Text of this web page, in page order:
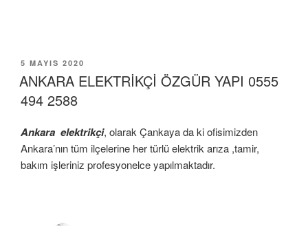
YAYIM
TARIHI
5 MAYIS 2020
ANKARA ELEKTRİKÇİ ÖZGÜR YAPI 0555
494 2588
Ankara elektrikçi, olarak Çankaya da ki ofisimizden
Ankara’nın tüm ilçelerine her türlü elektrik arıza ,tamir,
bakım işleriniz profesyonelce yapılmaktadır.